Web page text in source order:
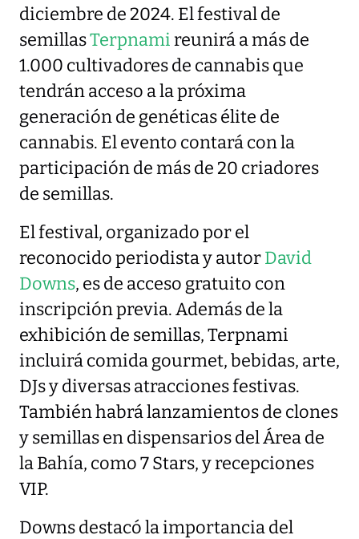
diciembre de 2024. El festival de
semillasTerpnamireunirá a más de
1.000 cultivadores de cannabis que
tendrán acceso a la próxima
generación de genéticas élite de
cannabis. El evento contará con la
participación de más de 20 criadores
de semillas.
El festival, organizado por el
reconocido periodista y autorDavid
Downs, es de acceso gratuito con
inscripción previa. Además de la
exhibición de semillas, Terpnami
incluirá comida gourmet, bebidas, arte,
DJs y diversas atracciones festivas.
También habrá lanzamientos de clones
y semillas en dispensarios del Área de
la Bahía, como 7 Stars, y recepciones
VIP.
Downs destacó la importancia del